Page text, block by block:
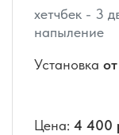
хетчбек - 3
напыление
Установка
Цена: 4 400